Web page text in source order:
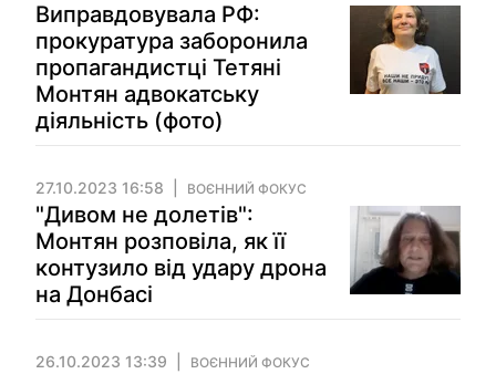
Виправдовувала РФ:
прокуратура заборонила
пропагандистці Тетяні
Монтян адвокатську
діяльність (фото)
27.10.2023 16:58 ВОЄННИЙ ФОКУС
"Дивом не долетів":
Монтян розповіла, як її
контузило від удару дрона
на Донбасі
26.10.2023 13:39 ВОЄННИЙ ФОКУС